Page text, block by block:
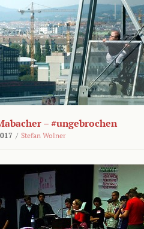
– #ungebrochen
/ Stefan Wolner